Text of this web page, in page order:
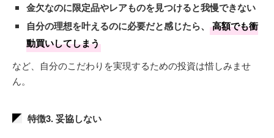
金欠なのに限定品やレアものを見つけると我慢できない
自分の理想を叶えるのに必要だと感じたら、
高額でも衝
動買いしてしまう
など、自分のこだわりを実現するための投資は惜しみませ
ん。
特徴3. 妥協しない